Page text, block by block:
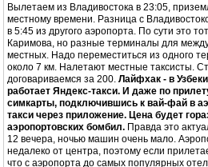
Вылетаем из Владивостока в 23:05,
местному времени. Разница с
в 5:45 из другого аэропорта. По сути это
Каримова, но разные терминалы для
местных. Надо переместиться из одного
около 7 км. Налетают местные таксисты.
договариваемся за 200. Лайфхак - в
работает Яндекс-такси. И даже по
симкарты, подключившись к вай-фай в
такси через приложение. Цена будет
аэропортовских бомбил. Правда это
12 вечера, ночью машин очень мало.
недалеко от центра, поэтому если
что с аэропорта до самых популярных